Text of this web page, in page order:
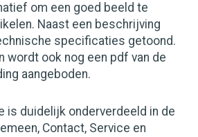
om een goed beeld te
Naast een beschrijving
specificaties getoond.
wordt ook nog een pdf van de
aangeboden.
is duidelijk onderverdeeld in de
Contact, Service en